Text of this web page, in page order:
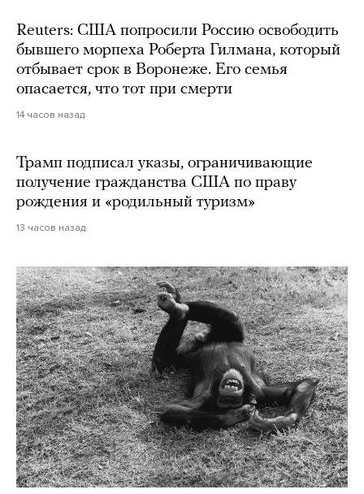
Reuters: США попросили Россию освободить
бывшего морпеха Роберта Гилмана, который
отбывает срок в Воронеже. Его семья
опасается, что тот при смерти
14 часов назад
Трамп подписал указы, ограничивающие
получение гражданства США по праву
рождения и «родильный туризм»
13 часов назад